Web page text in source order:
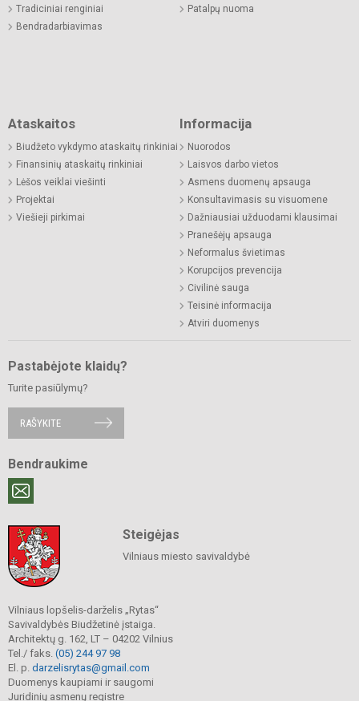
Tradiciniai renginiai
Bendradarbiavimas
Patalpų nuoma
Ataskaitos
Biudžeto vykdymo ataskaitų rinkiniai
Finansinių ataskaitų rinkiniai
Lėšos veiklai viešinti
Projektai
Viešieji pirkimai
Informacija
Nuorodos
Laisvos darbo vietos
Asmens duomenų apsauga
Konsultavimasis su visuomene
Dažniausiai užduodami klausimai
Pranešėjų apsauga
Neformalus švietimas
Korupcijos prevencija
Civilinė sauga
Teisinė informacija
Atviri duomenys
Pastabėjote klaidų?
Turite pasiūlymų?
RAŠYKITE
Bendraukime
Steigėjas
Vilniaus miesto savivaldybė
Vilniaus lopšelis-darželis „Rytas“
Savivaldybės Biudžetinė įstaiga.
Architektų g. 162, LT – 04202 Vilnius
Tel./ faks. (05) 244 97 98
El. p. darzelisrytas@gmail.com
Duomenys kaupiami ir saugomi
Juridinių asmenų registre